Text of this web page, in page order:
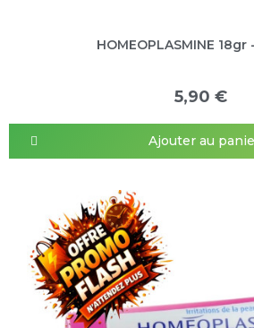
HOMEOPLASMINE
5,90 €
Ajouter au